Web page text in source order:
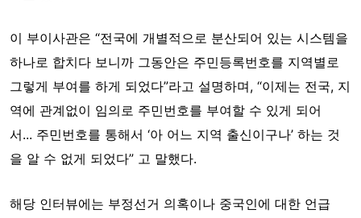
이 부이사관은 “전국에 개별적으로 분산되어 있는 시스템을
하나로 합치다 보니까 그동안은 주민등록번호를 지역별로
그렇게 부여를 하게 되었다”라고 설명하며, “이제는 전국, 지
역에 관계없이 임의로 주민번호를 부여할 수 있게 되어
서... 주민번호를 통해서 ‘아 어느 지역 출신이구나’ 하는 것
을 알 수 없게 되었다” 고 말했다.
해당 인터뷰에는 부정선거 의혹이나 중국인에 대한 언급